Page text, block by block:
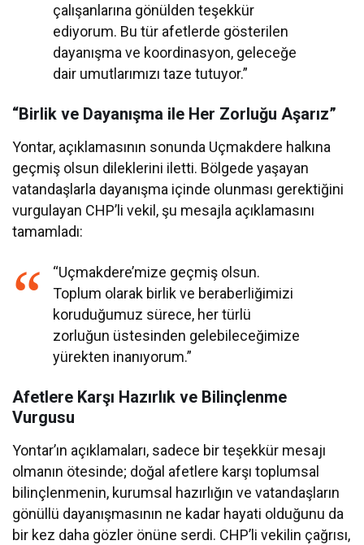
çalışanlarına gönülden teşekkür
ediyorum. Bu tür afetlerde gösterilen
dayanışma ve koordinasyon, geleceğe
dair umutlarımızı taze tutuyor.”
“Birlik ve Dayanışma ile Her Zorluğu Aşarız”
Yontar, açıklamasının sonunda Uçmakdere halkına
geçmiş olsun dileklerini iletti. Bölgede yaşayan
vatandaşlarla dayanışma içinde olunması gerektiğini
vurgulayan CHP’li vekil, şu mesajla açıklamasını
tamamladı:
“Uçmakdere’mize geçmiş olsun.
Toplum olarak birlik ve beraberliğimizi
koruduğumuz sürece, her türlü
zorluğun üstesinden gelebileceğimize
yürekten inanıyorum.”
Afetlere Karşı Hazırlık ve Bilinçlenme
Vurgusu
Yontar’ın açıklamaları, sadece bir teşekkür mesajı
olmanın ötesinde; doğal afetlere karşı toplumsal
bilinçlenmenin, kurumsal hazırlığın ve vatandaşların
gönüllü dayanışmasının ne kadar hayati olduğunu da
bir kez daha gözler önüne serdi. CHP’li vekilin çağrısı,